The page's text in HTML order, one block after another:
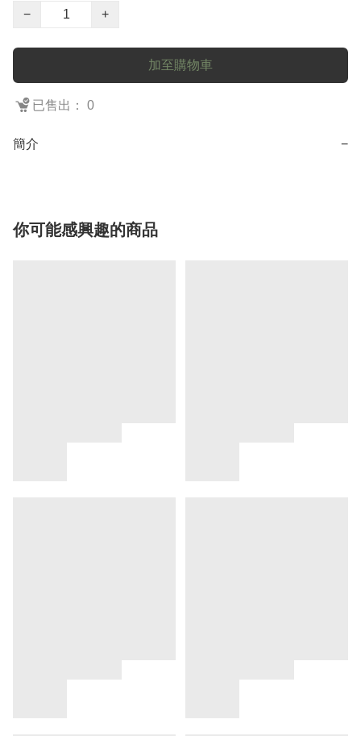
−
+
加至購物車
已售出： 0
簡介 −
你可能感興趣的商品